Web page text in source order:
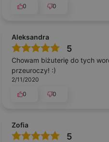
0
0
Aleksandra
5
Chowam biżuterię do tych
przeuroczy! :)
2/11/2020
0
0
Zofia
5